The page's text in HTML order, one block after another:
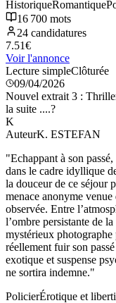
HistoriqueRomantique
16 700 mots
24 candidatures
7.51€
Voir l'annonce
Lecture simpleClôturée
09/04/2026
Nouvel extrait 3 :
la suite ....?
K
AuteurK. ESTEFAN
"Echappant à son
dans le cadre idyllique
la douceur de ce séjour
menace anonyme
observée. Entre
l’ombre persistante de
mystérieux
réellement fuir son
exotique et suspense
ne sortira indemne."
PolicierÉrotique et